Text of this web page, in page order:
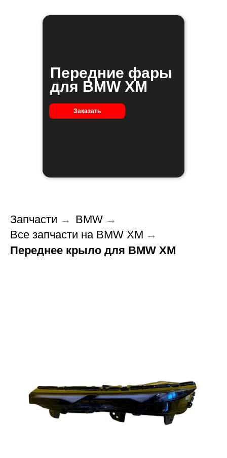
Передние фары
для BMW XM
Заказать
Запчасти → BMW →
Все запчасти на BMW XM →
Переднее крыло для BMW XM